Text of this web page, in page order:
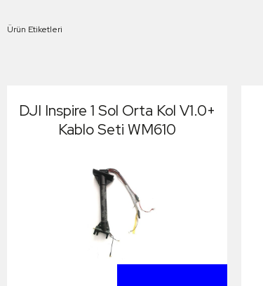
Ürün Etiketleri
DJI Inspire 1 Sol Orta Kol V1.0+
Kablo Seti WM610